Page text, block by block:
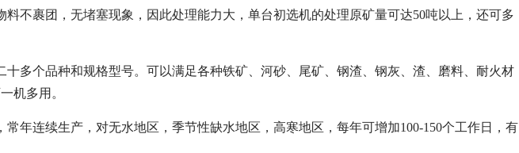
不裹团，无堵塞现象，因此处理能力大，单台初选机的处理原矿量可达50吨以上，还可多
多个品种和规格型号。可以满足各种铁矿、河砂、尾矿、钢渣、钢灰、渣、磨料、耐火材
机多用。
年连续生产，对无水地区，季节性缺水地区，高寒地区，每年可增加100-150个工作日，有